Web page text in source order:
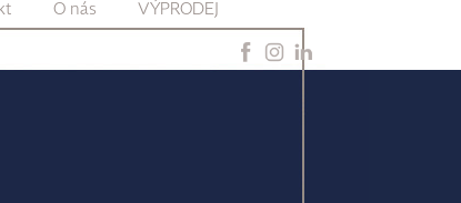
O nás VÝPRODEJ